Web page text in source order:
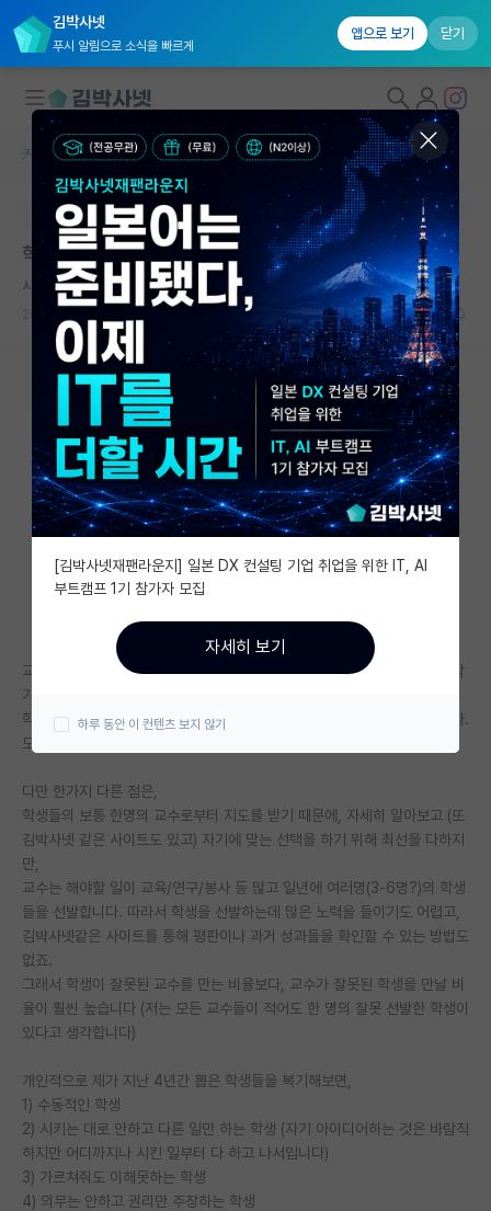
김박사넷
푸시 알림으로 소식을 빠르게
앱으로 보기 닫기
대학원생 모집
국내대학원 정보
연구실&오픈랩
커뮤니티
커뮤니티 홈
전체글보기
베스트 게시판
IF 명예의전당
자유 게시판(아무개랩)
미국 유학 게시판
미국 대학원 합격 후기 게시판
대학원생 모집 게시판
연구실(PI) 홍보 게시판
석박사 채용 정보 게시판
임용 정보 게시판
학부 인턴 게시판
취업 게시판
임용 후기 게시판
PI 전용 게시판
특수/전문대학원 게시판
반도체/AI 게시판
장학금/장학생 게시판
커뮤니티 홈 자유 게시판(아무개랩)
본문이 수정되지 않는 박제글입니다.
학생 잘못 뽑는 것에 대한 넋두리
사려깊은 앨런 튜링
2023.12.27
교수들의 스펙트럼이 다양하여, 학생들이 경험하고 이야기하는 교수들이 각
기 다르듯이,
학생들의 스펙트럼도 다양하여, 교수들이 경험하는 학생들이 각기 다릅니다.
모두 좋은 사람과 나쁜 사람이 있죠.
다만 한가지 다른 점은,
학생들의 보통 한명의 교수로부터 지도를 받기 때문에, 자세히 알아보고 (또
김박사넷 같은 사이트도 있고) 자기에 맞는 선택을 하기 위해 최선을 다하지
만,
교수는 해야할 일이 교육/연구/봉사 등 많고 일년에 여러명(3-6명?)의 학생
들을 선발합니다. 따라서 학생을 선발하는데 많은 노력을 들이기도 어렵고,
김박사넷같은 사이트를 통해 평판이나 과거 성과들을 확인할 수 있는 방법도
없죠.
그래서 학생이 잘못된 교수를 만는 비율보다, 교수가 잘못된 학생을 만날 비
율이 훨씬 높습니다 (저는 모든 교수들이 적어도 한 명의 잘못 선발한 학생이
있다고 생각합니다)
개인적으로 제가 지난 4년간 뽑은 학생들을 복기해보면,
1) 수동적인 학생
2) 시키는 대로 안하고 다른 일만 하는 학생 (자기 아이디어하는 것은 바람직
하지만 어디까지나 시킨 일부터 다 하고 나서입니다)
3) 가르쳐줘도 이해못하는 학생
4) 의무는 안하고 권리만 주장하는 학생
[김박사넷재팬라운지] 일본 DX 컨설팅 기업 취업을 위한 IT, AI
부트캠프 1기 참가자 모집
자세히 보기
하루 동안 이 컨텐츠 보지 않기